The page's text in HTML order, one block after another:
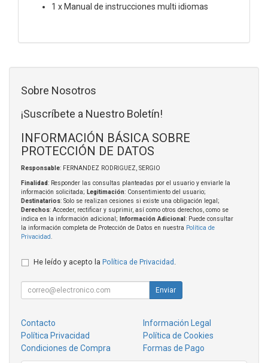
1 x Manual de instrucciones multi idiomas
Sobre Nosotros
¡Suscríbete a Nuestro Boletín!
INFORMACIÓN BÁSICA SOBRE
PROTECCIÓN DE DATOS
Responsable: FERNANDEZ RODRIGUEZ, SERGIO
Finalidad: Responder las consultas planteadas por el usuario y enviarle la
información solicitada; Legitimación: Consentimiento del usuario;
Destinatarios: Solo se realizan cesiones si existe una obligación legal;
Derechos: Acceder, rectificar y suprimir, así como otros derechos, como se
indica en la información adicional;
Información Adicional : Puede consultar
la información completa de Protección de Datos en nuestra Política de
Privacidad
He leído y acepto la Política de Privacidad
Enviar
Contacto
Información Legal
Política Privacidad
Política de Cookies
Condiciones de Compra
Formas de Pago